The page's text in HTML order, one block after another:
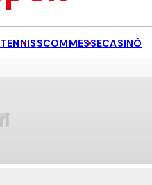
TENNISSCOMMESSECASINÒ